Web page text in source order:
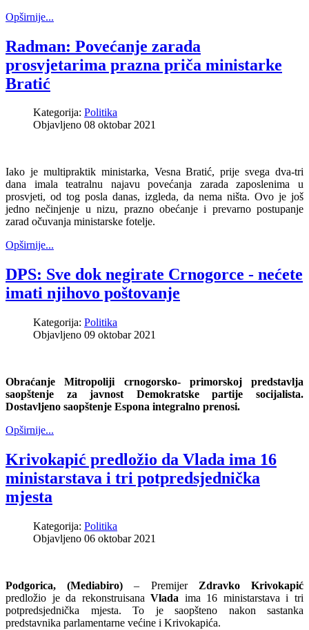
Opširnije...
Radman: Povećanje zarada
prosvjetarima prazna priča ministarke
Bratić
Kategorija: Politika
Objavljeno 08 oktobar 2021
Iako je multipraktik ministarka, Vesna Bratić, prije svega dva-tri
dana imala teatralnu najavu povećanja zarada zaposlenima u
prosvjeti, od tog posla danas, izgleda, da nema ništa. Ovo je još
jedno nečinjenje u nizu, prazno obećanje i prevarno postupanje
zarad očuvanja ministarske fotelje.
Opširnije...
DPS: Sve dok negirate Crnogorce - nećete
imati njihovo poštovanje
Kategorija: Politika
Objavljeno 09 oktobar 2021
Obraćanje Mitropoliji crnogorsko- primorskoj predstavlja
saopštenje za javnost Demokratske partije socijalista.
Dostavljeno saopštenje Espona integralno prenosi.
Opširnije...
Krivokapić predložio da Vlada ima 16
ministarstava i tri potpredsjednička
mjesta
Kategorija: Politika
Objavljeno 06 oktobar 2021
Podgorica, (Mediabiro) – Premijer ZdravkoKrivokapić
predložio je da rekonstruisanaVlada ima 16 ministarstava i tri
potpredsjednička mjesta. To je saopšteno nakon sastanka
predstavnika parlamentarne većine i Krivokapića.